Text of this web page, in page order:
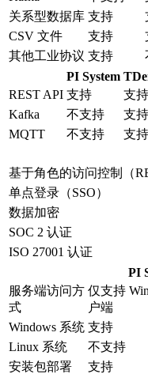
关系型数据库 支持
CSV 文件
支持
其他工业协议 支持
PI System
REST API 支持
支持
Kafka
不支持
支持
MQTT
不支持
支持
基于角色的访问控制（
单点登录（SSO）
数据加密
SOC 2 认证
ISO 27001 认证
PI
服务端访问方
式
仅支持
户端
Windows 系统 支持
Linux 系统
不支持
安装包部署
支持